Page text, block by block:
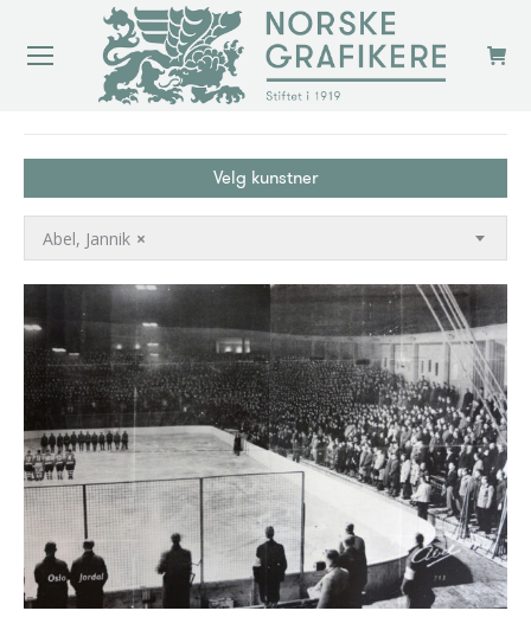
Velg kunstner
×
Abel, Jannik